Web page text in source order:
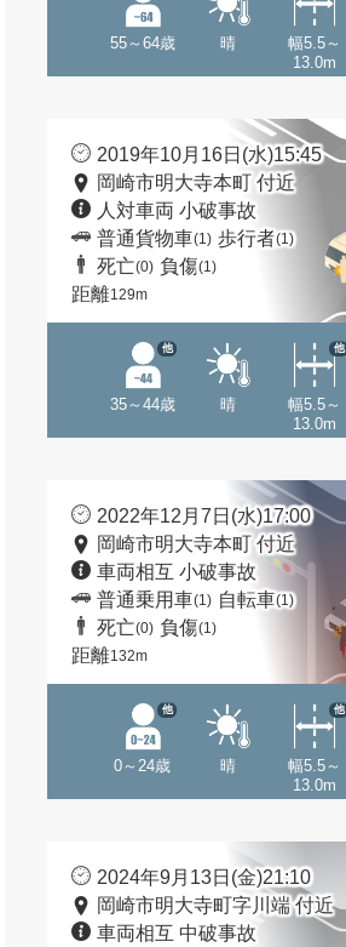
55～64歳 晴
幅5.5～
13.0m
2019年10月16日(水)15:45
岡崎市明大寺本町 付近
人対車両 小破事故
普通貨物車(1) 歩行者(1)
死亡(0) 負傷(1)
距離129m
35～44歳
他
晴
幅5.5～
13.0m
他
2022年12月7日(水)17:00
岡崎市明大寺本町 付近
車両相互 小破事故
普通乗用車(1) 自転車(1)
死亡(0) 負傷(1)
距離132m
0～24歳
他
晴
幅5.5～
13.0m
他
2024年9月13日(金)21:10
岡崎市明大寺町字川端 付近
車両相互 中破事故